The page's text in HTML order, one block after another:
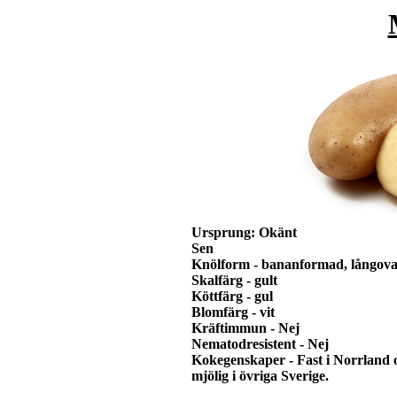
Ursprung: Okänt
Sen
Knölform - bananformad,
Skalfärg - gult
Köttfärg - gul
Blomfärg - vit
Kräftimmun - Nej
Nematodresistent - Nej
Kokegenskaper - Fast i Norrland
mjölig i övriga Sverige.